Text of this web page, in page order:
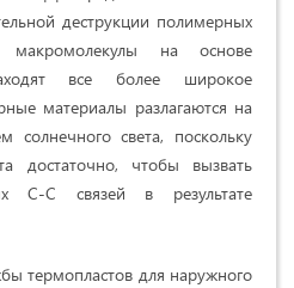
деструкции полимерных
макромолекулы на основе
все более широкое
материалы разлагаются на
солнечного света, поскольку
достаточно, чтобы вызвать
С-С связей в результате
термопластов для наружного